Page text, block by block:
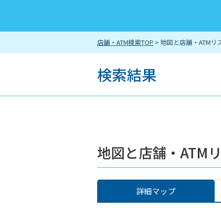
店舗・ATM検索TOP > 地図と店舗・ATMリ
検索結果
地図と店舗・ATM
詳細マップ